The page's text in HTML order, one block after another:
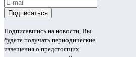
Подписавшись на новости, Вы
будете получать периодические
извещения о предстоящих